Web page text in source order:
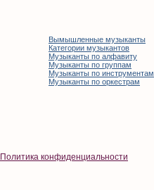
Вымышленные музыканты
Категории музыкантов
Музыканты по алфавиту
Музыканты по группам
Музыканты по инструментам
Музыканты по оркестрам
Политика конфиденциальности